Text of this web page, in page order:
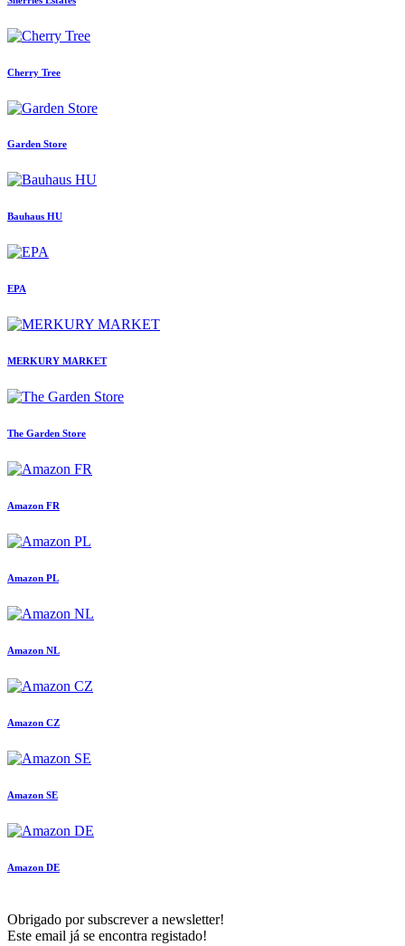
Cherry Tree
Garden Store
Bauhaus HU
EPA
MERKURY MARKET
The Garden Store
Amazon FR
Amazon PL
Amazon NL
Amazon CZ
Amazon SE
Amazon DE
Obrigado por subscrever a newsletter!
Este email já se encontra registado!